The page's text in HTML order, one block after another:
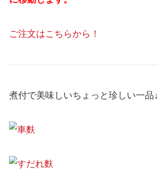
ご注文はこちらから！
煮付で美味しいちょっと珍しい一品↓